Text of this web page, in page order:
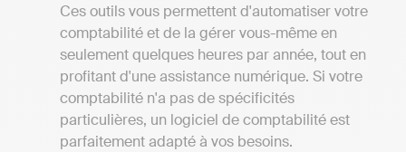
Ces outils vous permettent d'automatiser votre
comptabilité et de la gérer vous-même en
seulement quelques heures par année, tout en
profitant d'une assistance numérique. Si votre
comptabilité n'a pas de spécificités
particulières, un logiciel de comptabilité est
parfaitement adapté à vos besoins.